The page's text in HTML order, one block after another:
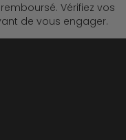
Vérifiez vos
de vous engager.